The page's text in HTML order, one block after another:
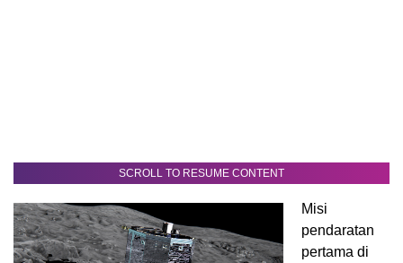
SCROLL TO RESUME CONTENT
Misi
pendaratan
pertama di